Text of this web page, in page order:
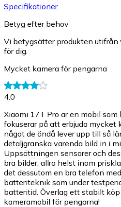
Specifikationer
Betyg efter behov
Vi betygsätter produkten
för dig.
Mycket kamera för pengarna
4.0
Xiaomi 17T Pro är en mobil
fokuserar på att erbjuda mycket
något de ändå lever upp till så
detaljgranska varenda bild in i
Uppsättningen sensorer och
bra bilder, allra helst inom
det dessutom en bra telefon
batteriteknik som under
batteritid. Överlag ett stabilt
kameramobil för pengarna!